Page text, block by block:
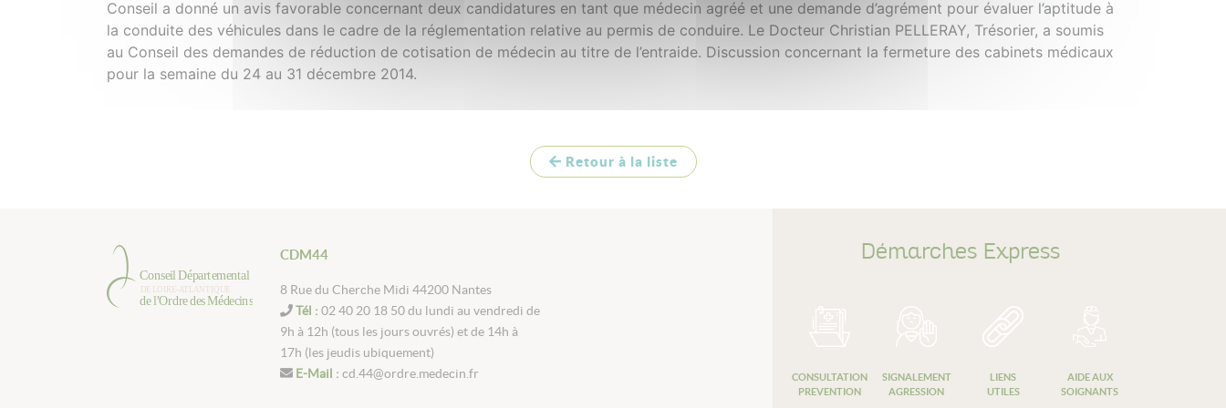
Conseil a donné un avis favorable concernant deux candidatures en tant que médecin agréé et une demande d’agrément pour évaluer l’aptitude à
la conduite des véhicules dans le cadre de la réglementation relative au permis de conduire. Le Docteur Christian PELLERAY, Trésorier, a soumis
au Conseil des demandes de réduction de cotisation de médecin au titre de l’entraide. Discussion concernant la fermeture des cabinets médicaux
pour la semaine du 24 au 31 décembre 2014.
Retour à la liste
CDM44
8 Rue du Cherche Midi 44200 Nantes
Tél : 02 40 20 18 50 du lundi au vendredi de
9h à 12h (tous les jours ouvrés) et de 14h à
17h (les jeudis ubiquement)
E-Mail : cd.44@ordre.medecin.fr
Démarches Express
CONSULTATION
PREVENTION
SIGNALEMENT
AGRESSION
LIENS
UTILES
AIDE AUX
SOIGNANTS